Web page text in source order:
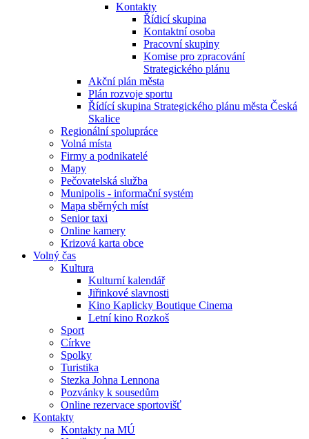
Kontakty
Řídicí skupina
Kontaktní osoba
Pracovní skupiny
Komise pro zpracování
Strategického plánu
Akční plán města
Plán rozvoje sportu
Řídící skupina Strategického plánu města Česká
Skalice
Regionální spolupráce
Volná místa
Firmy a podnikatelé
Mapy
Pečovatelská služba
Munipolis - informační systém
Mapa sběrných míst
Senior taxi
Online kamery
Krizová karta obce
Volný čas
Kultura
Kulturní kalendář
Jiřinkové slavnosti
Kino Kaplicky Boutique Cinema
Letní kino Rozkoš
Sport
Církve
Spolky
Turistika
Stezka Johna Lennona
Pozvánky k sousedům
Online rezervace sportovišť
Kontakty
Kontakty na MÚ